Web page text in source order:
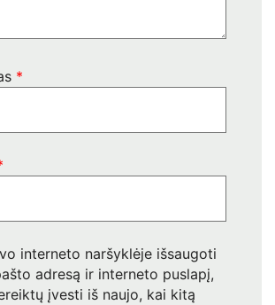
*
interneto naršyklėje išsaugoti
adresą ir interneto puslapį,
įvesti iš naujo, kai kitą